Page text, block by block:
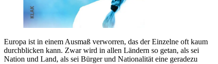
Europa ist in einem Ausmaß verworren, das der Einzelne oft kaum
durchblicken kann. Zwar wird in allen Ländern so getan, als sei
Nation und Land, als sei Bürger und Nationalität eine geradezu